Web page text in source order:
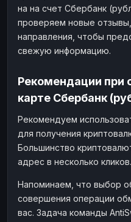
на на счет Сбербанк
проверяем новые
направления, чтобы
свежую информацию.
Рекомендации при
карте Сбербанк
Рекомендуем
для получения
Большинство
адрес в несколько кликов.
Напоминаем, что выбор
совершения операции
вас. Задача команды